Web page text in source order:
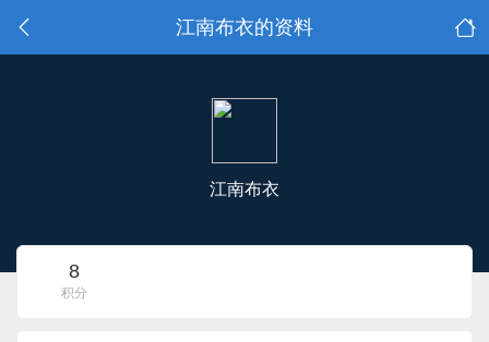
江南布衣的资料
江南布衣
8
积分